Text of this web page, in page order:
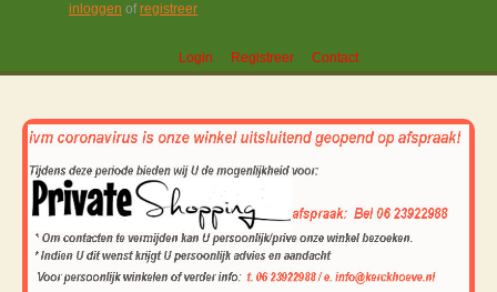
inloggen ofregistreer
Login Registreer Contact